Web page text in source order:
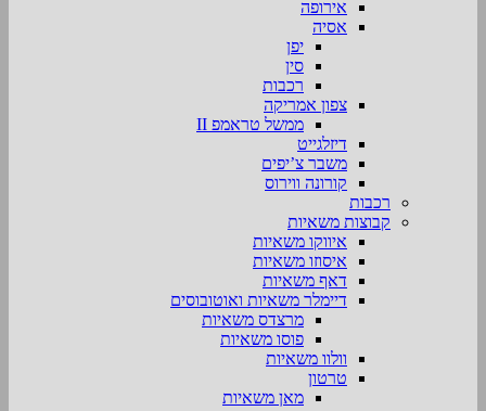
אירופה
אסיה
יפן
סין
רכבות
צפון אמריקה
ממשל טראמפ II
דיזלגייט
משבר צ’יפים
קורונה ווירוס
רכבות
קבוצות משאיות
איווקו משאיות
איסוזו משאיות
דאף משאיות
דיימלר משאיות ואוטובוסים
מרצדס משאיות
פוסו משאיות
וולוו משאיות
טרטון
מאן משאיות